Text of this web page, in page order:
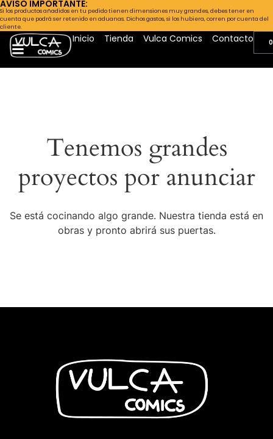
AVISO IMPORTANTE:
Si los productos añadidos en tu pedido tienen dimensiones muy grandes, debes tener en
cuenta que podrá ser retenido en aduanas. Dichos gastos, si los hubiera, corren por cuenta del
cliente.
Inicio Tienda Vulca Comics Contacto
Tenemos grandes
proyectos por anunciar
Se está cocinando algo grande. Nuestra tienda está en
obras y pronto abrirá sus puertas.